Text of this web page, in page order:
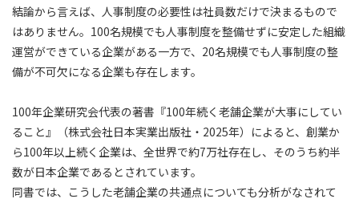
結論から言えば、人事制度の必要性は社員数だけで決まるもので
はありません。100名規模でも人事制度を整備せずに安定した組織
運営ができている企業がある一方で、20名規模でも人事制度の整
備が不可欠になる企業も存在します。
100年企業研究会代表の著書『100年続く老舗企業が大事にしてい
ること』（株式会社日本実業出版社・2025年）によると、創業か
ら100年以上続く企業は、全世界で約7万社存在し、そのうち約半
数が日本企業であるとされています。
同書では、こうした老舗企業の共通点についても分析がなされて